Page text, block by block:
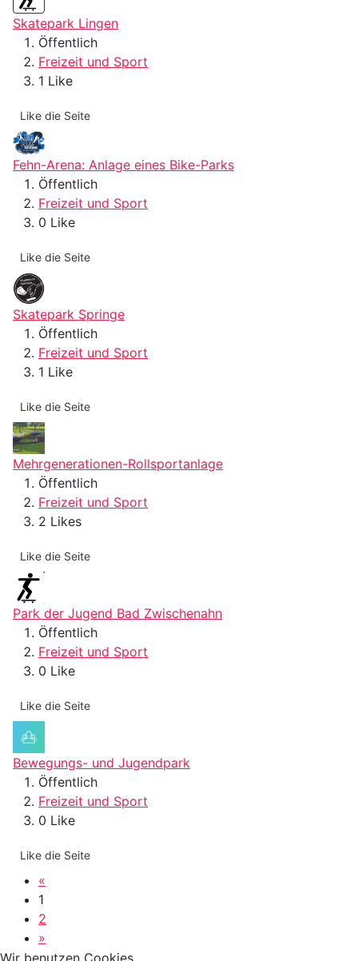
Skatepark Lingen
Öffentlich
Freizeit und Sport
1 Like
Like die Seite
Fehn-Arena: Anlage eines Bike-Parks
Öffentlich
Freizeit und Sport
0 Like
Like die Seite
Skatepark Springe
Öffentlich
Freizeit und Sport
1 Like
Like die Seite
Mehrgenerationen-Rollsportanlage
Öffentlich
Freizeit und Sport
2 Likes
Like die Seite
Park der Jugend Bad Zwischenahn
Öffentlich
Freizeit und Sport
0 Like
Like die Seite
Bewegungs- und Jugendpark
Öffentlich
Freizeit und Sport
0 Like
Like die Seite
«
1
2
»
Wir benutzen Cookies